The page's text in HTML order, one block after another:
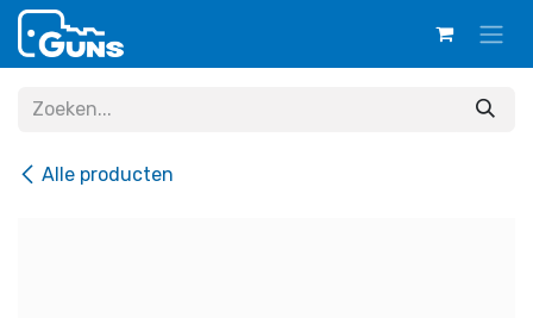
Overslaan naar inhoud
Alle producten